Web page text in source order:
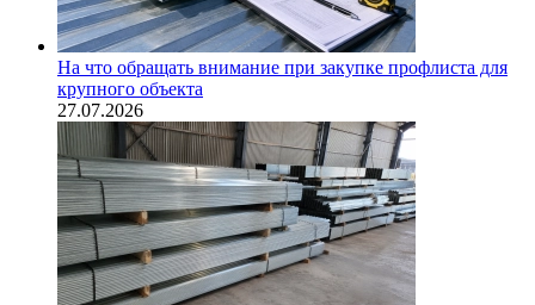
На что обращать внимание при закупке профлиста для
крупного объекта
27.07.2026